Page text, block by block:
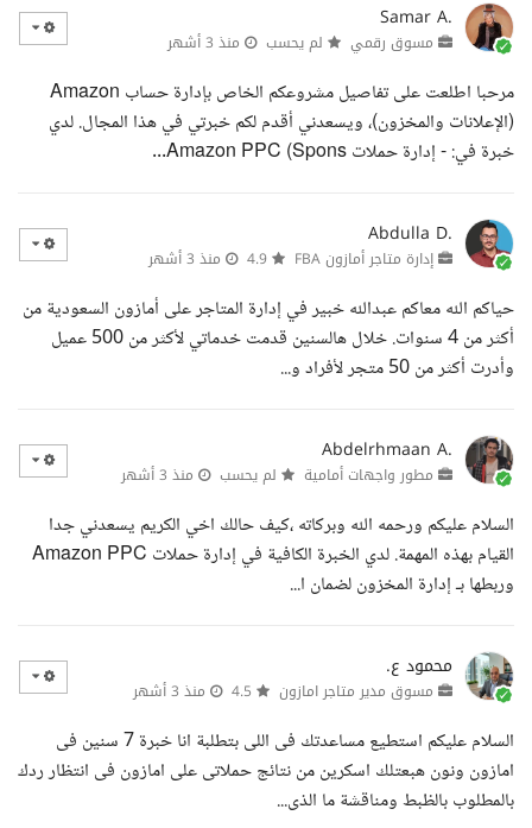
Samar A.
مسوق رقمي لم يحسب منذ 3 أشهر
مرحبا اطلعت على تفاصيل مشروعكم الخاص بإدارة حساب Amazon
(الإعلانات والمخزون)، ويسعدني أقدم لكم خبرتي في هذا المجال. لدي
خبرة في: - إدارة حملات Amazon PPC (Spons...
Abdulla D.
إدارة متاجر أمازون FBA منذ 3 أشهر
حياكم الله معاكم عبدالله خبير في إدارة المتاجر على أمازون السعودية من
أكثر من 4 سنوات. خلال هالسنين قدمت خدماتي لأكثر من 500 عميل
وأدرت أكثر من 50 متجر لأفراد و...
Abdelrhmaan A.
مطور واجهات أمامية لم يحسب منذ 3 أشهر
السلام عليكم ورحمه الله وبركاته ،كيف حالك اخي الكريم يسعدني جدا
القيام بهذه المهمة. لدي الخبرة الكافية في إدارة حملات Amazon PPC
وربطها بـ إدارة المخزون لضمان ا...
محمود ع.
مسوق مدير متاجر امازون منذ 3 أشهر
السلام عليكم استطيع مساعدتك فى اللى بتطلبة انا خبرة 7 سنين فى
امازون ونون هبعتلك اسكرين من نتائج حملاتى على امازون فى انتظار ردك
بالمطلوب بالظبط ومناقشة ما الذى...